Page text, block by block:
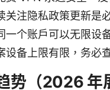
关注隐私政策更新是
一个账户可以无限设
设备上限有限，务必
势（2026 年